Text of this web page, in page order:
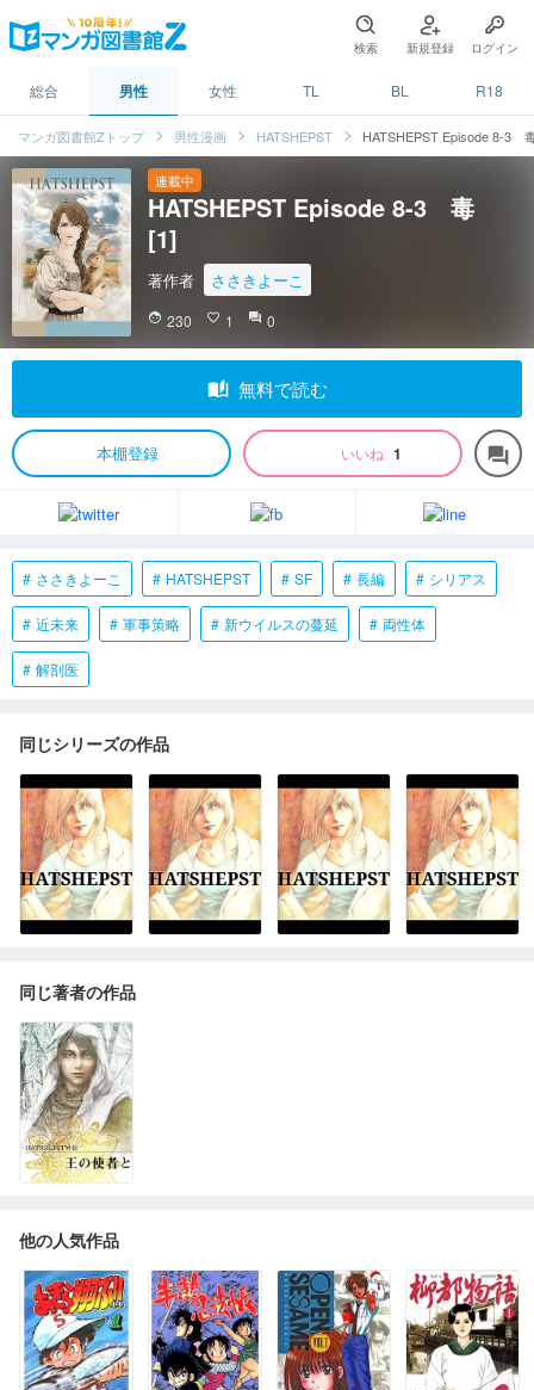
検索 新規登録 ログイン
総合 男性 女性 TL BL R18
マンガ図書館Zトップ 男性漫画 HATSHEPST HATSHEPST Episode 8-3
連載中
HATSHEPST Episode 8-3 毒
[1]
著作者 ささきよーこ
face 230 favorite_border 1 question_answer 0
auto_stories 無料で読む
本棚登録 いいね 1 forum
ささきよーこ HATSHEPST SF 長編 シリアス
近未来 軍事策略 新ウイルスの蔓延 両性体
解剖医
同じシリーズの作品
同じ著者の作品
他の人気作品